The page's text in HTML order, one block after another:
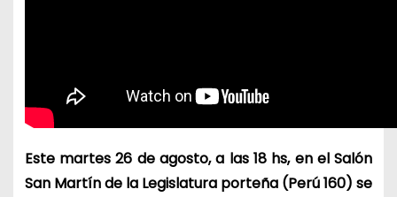
Este martes 26 de agosto, a las 18 hs, en el Salón
San Martín de la Legislatura porteña (Perú 160) se